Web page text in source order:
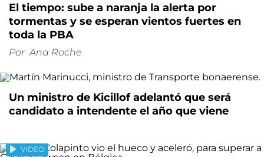
El tiempo: sube a naranja la alerta por
tormentas y se esperan vientos fuertes en
toda la PBA
Por Ana Roche
Un ministro de Kicillof adelantó que será
candidato a intendente el año que viene
VIDEO